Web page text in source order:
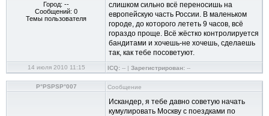
Город: --
Сообщений: 0
Темы пользователя
слишком сильно всё переносишь на
европейскую часть России. В маленьком
городе, до которого лететь 9 часов, всё
гораздо проще. Всё жёстко контролируется
бандитами и хочешь-не хочешь, сделаешь
так, как тебе посоветуют.
14 июля 2010 11:15 ICQ: -- | Зарегистрирован: --
Р°РЅРЅР°007 Сообщение
Искандер, я тебе давно советую начать
кумулировать Москву с поездками по